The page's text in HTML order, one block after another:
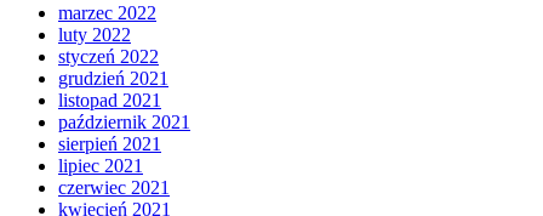
marzec 2022
luty 2022
styczeń 2022
grudzień 2021
listopad 2021
październik 2021
sierpień 2021
lipiec 2021
czerwiec 2021
kwiecień 2021